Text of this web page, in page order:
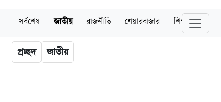
সর্বশেষ জাতীয় রাজনীতি শেয়ারবাজার শিক্ষা
প্রচ্ছদ জাতীয়